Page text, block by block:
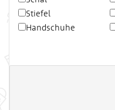
Stiefel
Handschuhe